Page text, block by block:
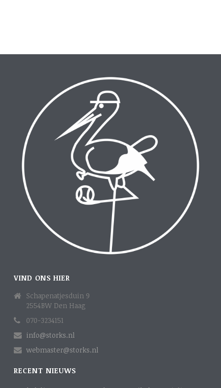
VIND ONS HIER
Schapenatjesduin 9
2554BW Den Haag
070-3234151
info@storks.nl
webmaster@storks.nl
RECENT NIEUWS